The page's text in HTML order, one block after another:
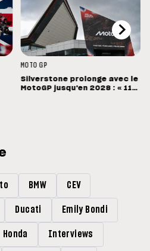
MOTO GP
Silverstone prolonge avec le
MotoGP jusqu'en 2028 : « 11
BMW CEV
Ducati Emily Bondi
Honda Interviews